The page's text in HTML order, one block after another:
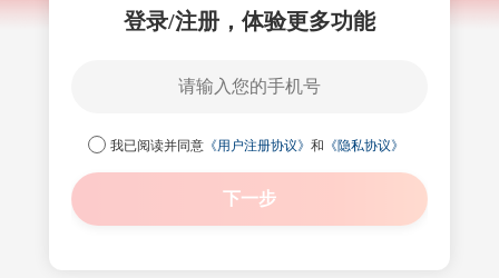
登录/注册，体验更多功能
我已阅读并同意 《用户注册协议》 和 《隐私协议》
下一步